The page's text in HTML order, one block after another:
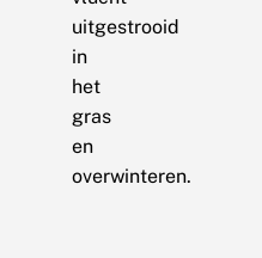
uitgestrooid
in
het
gras
en
overwinteren.